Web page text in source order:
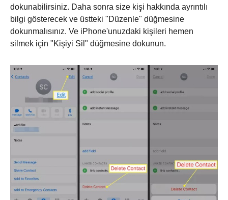
Aşama 1.
dokunabilirsiniz. Daha sonra size kişi hakkında ayrıntılı
bilgi gösterecek ve üstteki "Düzenle" düğmesine
dokunmalısınız. Ve iPhone'unuzdaki kişileri hemen
silmek için "Kişiyi Sil" düğmesine dokunun.